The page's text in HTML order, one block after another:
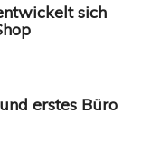
sich
erstes Büro